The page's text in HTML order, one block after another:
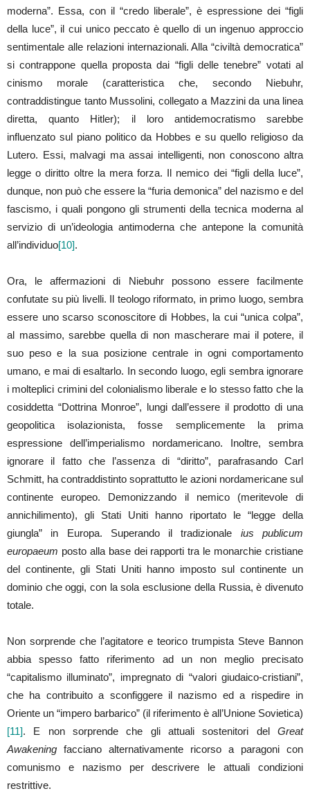
moderna”. Essa, con il “credo liberale”, è espressione dei “figli
della luce”, il cui unico peccato è quello di un ingenuo approccio
sentimentale alle relazioni internazionali. Alla “civiltà democratica”
si contrappone quella proposta dai “figli delle tenebre” votati al
cinismo morale (caratteristica che, secondo Niebuhr,
contraddistingue tanto Mussolini, collegato a Mazzini da una linea
diretta, quanto Hitler); il loro antidemocratismo sarebbe
influenzato sul piano politico da Hobbes e su quello religioso da
Lutero. Essi, malvagi ma assai intelligenti, non conoscono altra
legge o diritto oltre la mera forza. Il nemico dei “figli della luce”,
dunque, non può che essere la “furia demonica” del nazismo e del
fascismo, i quali pongono gli strumenti della tecnica moderna al
servizio di un’ideologia antimoderna che antepone la comunità
all’individuo[10].
Ora, le affermazioni di Niebuhr possono essere facilmente
confutate su più livelli. Il teologo riformato, in primo luogo, sembra
essere uno scarso sconoscitore di Hobbes, la cui “unica colpa”,
al massimo, sarebbe quella di non mascherare mai il potere, il
suo peso e la sua posizione centrale in ogni comportamento
umano, e mai di esaltarlo. In secondo luogo, egli sembra ignorare
i molteplici crimini del colonialismo liberale e lo stesso fatto che la
cosiddetta “Dottrina Monroe”, lungi dall’essere il prodotto di una
geopolitica isolazionista, fosse semplicemente la prima
espressione dell’imperialismo nordamericano. Inoltre, sembra
ignorare il fatto che l’assenza di “diritto”, parafrasando Carl
Schmitt, ha contraddistinto soprattutto le azioni nordamericane sul
continente europeo. Demonizzando il nemico (meritevole di
annichilimento), gli Stati Uniti hanno riportato le “legge della
giungla” in Europa. Superando il tradizionale ius publicum
europaeum posto alla base dei rapporti tra le monarchie cristiane
del continente, gli Stati Uniti hanno imposto sul continente un
dominio che oggi, con la sola esclusione della Russia, è divenuto
totale.
Non sorprende che l’agitatore e teorico trumpista Steve Bannon
abbia spesso fatto riferimento ad un non meglio precisato
“capitalismo illuminato”, impregnato di “valori giudaico-cristiani”,
che ha contribuito a sconfiggere il nazismo ed a rispedire in
Oriente un “impero barbarico” (il riferimento è all’Unione Sovietica)
[11]. E non sorprende che gli attuali sostenitori delGreat
Awakening facciano alternativamente ricorso a paragoni con
comunismo e nazismo per descrivere le attuali condizioni
restrittive.